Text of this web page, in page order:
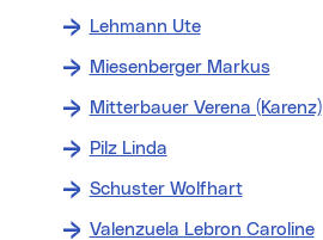
Lehmann Ute
Miesenberger Markus
Mitterbauer Verena (Karenz)
Pilz Linda
Schuster Wolfhart
Valenzuela Lebron Caroline